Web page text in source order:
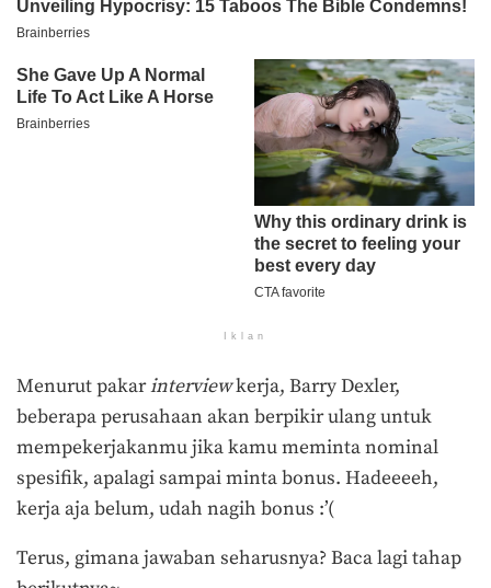
Iklan
Menurut pakarinterviewkerja, Barry Dexler,
beberapa perusahaan akan berpikir ulang untuk
mempekerjakanmu jika kamu meminta nominal
spesifik, apalagi sampai minta bonus. Hadeeeeh,
kerja aja belum, udah nagih bonus :’(
Terus, gimana jawaban seharusnya? Baca lagi tahap